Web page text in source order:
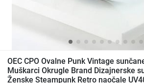
OEC CPO Ovalne Punk Vintage
Muškarci Okrugle Brand Dizajnerske
Ženske Steampunk Retro naočale